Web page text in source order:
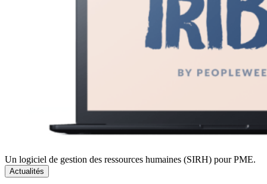
Un logiciel de gestion des ressources humaines (SIRH) pour PME.
Actualités